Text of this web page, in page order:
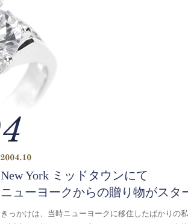
New York ミッドタウンにて
ニューヨークからの贈り物がスタ
きっかけは、当時ニューヨークに移住したばかりの